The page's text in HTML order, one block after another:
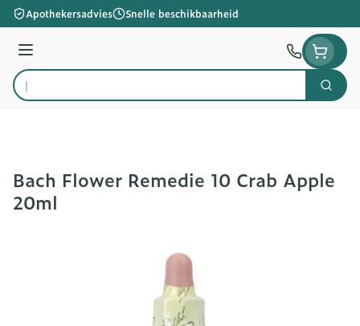
Ga naar de inhoud
Apothekersadvies Snelle beschikbaarheid
Menu
Product, merk, categorie...
Zoek
Bach Flower Remedie 10 Crab Apple
20ml